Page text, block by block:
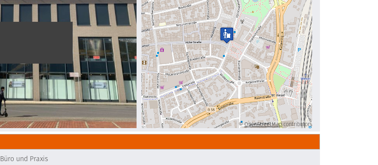
©OpenStreetMapcontributors
Büro und Praxis